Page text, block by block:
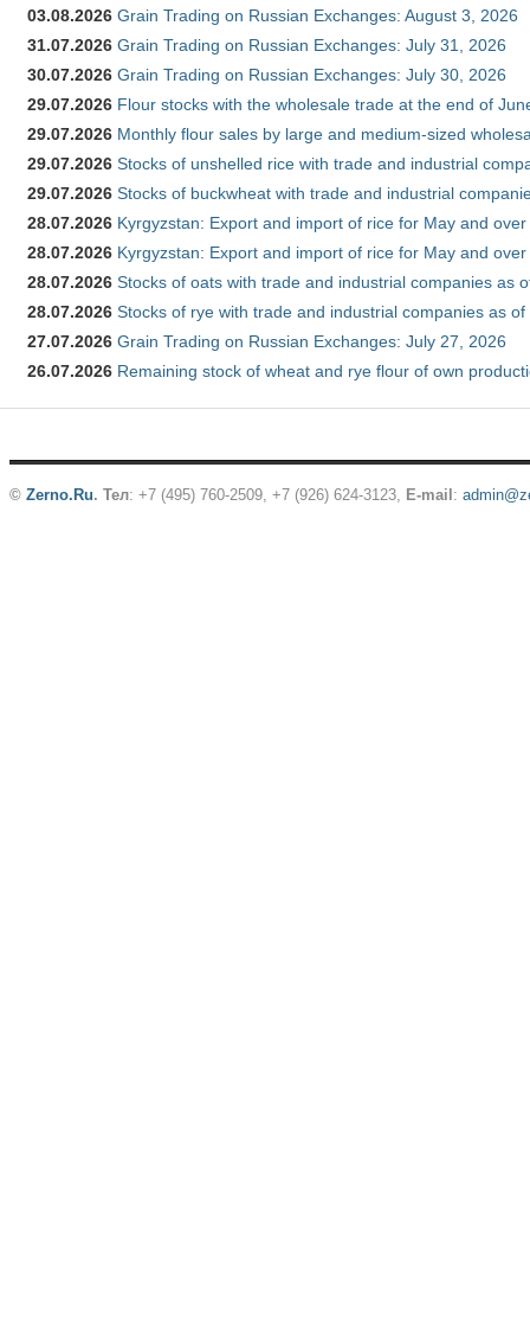
03.08.2026 Grain Trading on Russian Exchanges: August 3, 2026
31.07.2026 Grain Trading on Russian Exchanges: July 31, 2026
30.07.2026 Grain Trading on Russian Exchanges: July 30, 2026
29.07.2026 Flour stocks with the wholesale trade at the end of
29.07.2026 Monthly flour sales by large and medium-sized
29.07.2026 Stocks of unshelled rice with trade and industrial
29.07.2026 Stocks of buckwheat with trade and industrial
28.07.2026 Kyrgyzstan: Export and import of rice for May and
28.07.2026 Kyrgyzstan: Export and import of rice for May and
28.07.2026 Stocks of oats with trade and industrial companies as
28.07.2026 Stocks of rye with trade and industrial companies as
27.07.2026 Grain Trading on Russian Exchanges: July 27, 2026
26.07.2026 Remaining stock of wheat and rye flour of own
© Zerno.Ru. Тел: +7 (495) 760-2509, +7 (926) 624-3123, E-mail :